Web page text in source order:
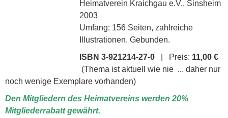
Heimatverein Kraichgau e.V., Sinsheim
2003
Umfang: 156 Seiten, zahlreiche
Illustrationen. Gebunden.
ISBN 3-921214-27-0 | Preis: 11,00 €
(Thema ist aktuell wie nie ... daher nur
noch wenige Exemplare vorhanden)
Den Mitgliedern des Heimatvereins werden 20%
Mitgliederrabatt gewährt.